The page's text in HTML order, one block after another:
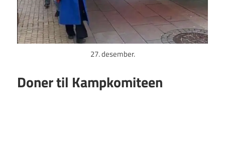
27. desember.
Doner til Kampkomiteen